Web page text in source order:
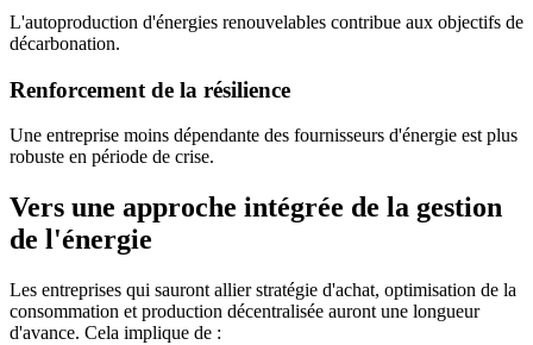
L'autoproduction d'énergies renouvelables contribue aux objectifs de
décarbonation.
Renforcement de la résilience
Une entreprise moins dépendante des fournisseurs d'énergie est plus
robuste en période de crise.
Vers une approche intégrée de la gestion
de l'énergie
Les entreprises qui sauront allier stratégie d'achat, optimisation de la
consommation et production décentralisée auront une longueur
d'avance. Cela implique de :